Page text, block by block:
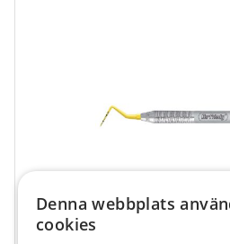
Denna webbplats
cookies